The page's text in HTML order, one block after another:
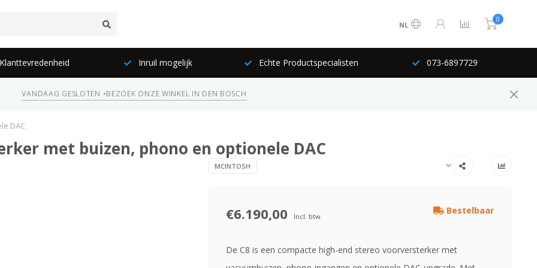
NL
0
Inruil mogelijk Echte Productspecialisten 073-6897729
VANDAAG GESLOTEN •BEZOEK ONZE WINKEL IN DEN BOSCH
DAC
met buizen, phono en optionele DAC
MCINTOSH
€6.190,00 Incl. btw
Bestelbaar
De C8 is een compacte high-end stereo voorversterker met